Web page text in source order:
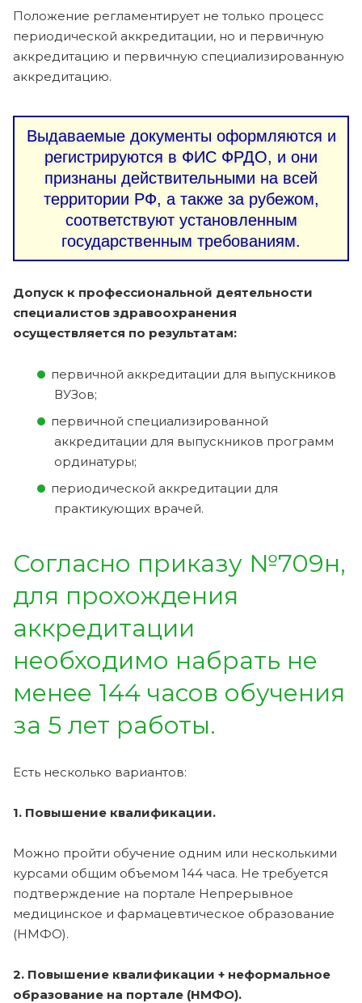
Положение регламентирует не только процесс
периодической аккредитации, но и первичную
аккредитацию и первичную специализированную
аккредитацию.
Выдаваемые документы оформляются и
регистрируются в ФИС ФРДО, и они
признаны действительными на всей
территории РФ, а также за рубежом,
соответствуют установленным
государственным требованиям.
Допуск к профессиональной деятельности
специалистов здравоохранения
осуществляется по результатам:
первичной аккредитации для выпускников
ВУЗов;
первичной специализированной
аккредитации для выпускников программ
ординатуры;
периодической аккредитации для
практикующих врачей.
Согласно приказу №709н,
для прохождения
аккредитации
необходимо набрать не
менее 144 часов обучения
за 5 лет работы.
Есть несколько вариантов:
1. Повышение квалификации.
Можно пройти обучение одним или несколькими
курсами общим объемом 144 часа. Не требуется
подтверждение на портале Непрерывное
медицинское и фармацевтическое образование
(НМФО).
2. Повышение квалификации + неформальное
образование на портале (НМФО).